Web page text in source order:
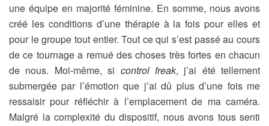
une équipe en majorité féminine. En somme, nous avons
créé les conditions d’une thérapie à la fois pour elles et
pour le groupe tout entier. Tout ce qui s’est passé au cours
de ce tournage a remué des choses très fortes en chacun
de nous. Moi-même, si control freak, j’ai été tellement
submergée par l’émotion que j’ai dû plus d’une fois me
ressaisir pour réfléchir à l’emplacement de ma caméra.
Malgré la complexité du dispositif, nous avons tous senti